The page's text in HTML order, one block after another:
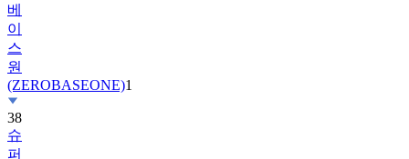
베
이
스
원
(ZEROBASEONE)1
38
슈
퍼